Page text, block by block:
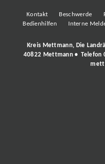
Kontakt Beschwerde
Bedienhilfen
Interne
Kreis Mettmann, Die
40822 Mettmann • Telefon